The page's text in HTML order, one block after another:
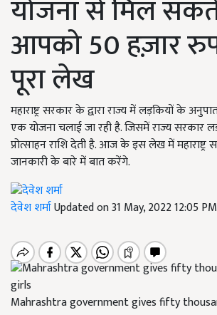
योजना से मिल
आपको 50 हज़ार
पूरा लेख
महाराष्ट्र सरकार के द्वारा राज्य में लड़कियों के
एक योजना चलाई जा रही है. जिसमें राज्य सरकार
प्रोत्साहन राशि देती है. आज के इस लेख में
जानकारी के बारे में बात करेंगे.
देवेश शर्माUpdated on 31 May, 2022 12:05
Mahrashtra government gives fifty